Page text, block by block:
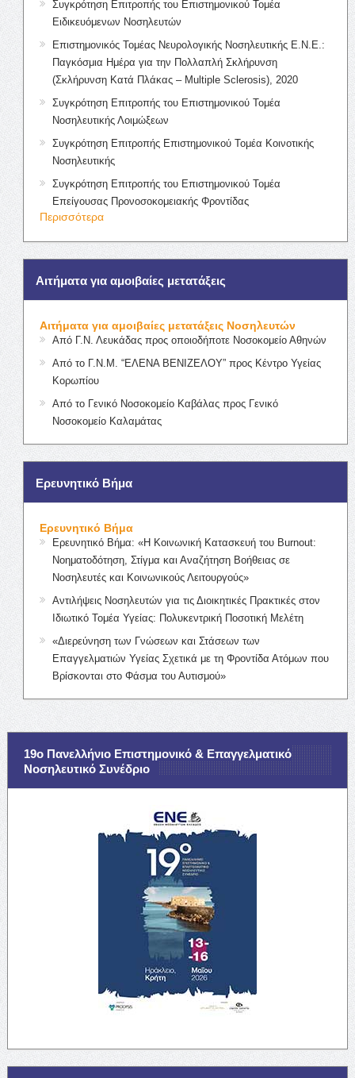
Συγκρότηση Επιτροπής του Επιστημονικού Τομέα
Ειδικευόμενων Νοσηλευτών
Επιστημονικός Τομέας Νευρολογικής Νοσηλευτικής Ε.Ν.Ε.:
Παγκόσμια Ημέρα για την Πολλαπλή Σκλήρυνση
(Σκλήρυνση Κατά Πλάκας – Multiple Sclerosis), 2020
Συγκρότηση Επιτροπής του Επιστημονικού Τομέα
Νοσηλευτικής Λοιμώξεων
Συγκρότηση Επιτροπής Επιστημονικού Τομέα Κοινοτικής
Νοσηλευτικής
Συγκρότηση Επιτροπής του Επιστημονικού Τομέα
Επείγουσας Προνοσοκομειακής Φροντίδας
Περισσότερα
Αιτήματα για αμοιβαίες μετατάξεις
Αιτήματα για αμοιβαίες μετατάξεις Νοσηλευτών
Από Γ.Ν. Λευκάδας προς οποιοδήποτε Νοσοκομείο Αθηνών
Από το Γ.Ν.Μ. “ΕΛΕΝΑ ΒΕΝΙΖΕΛΟΥ” προς Κέντρο Υγείας
Κορωπίου
Από το Γενικό Νοσοκομείο Καβάλας προς Γενικό
Νοσοκομείο Καλαμάτας
Ερευνητικό Βήμα
Ερευνητικό Βήμα
Ερευνητικό Βήμα: «Η Κοινωνική Κατασκευή του Burnout:
Νοηματοδότηση, Στίγμα και Αναζήτηση Βοήθειας σε
Νοσηλευτές και Κοινωνικούς Λειτουργούς»
Αντιλήψεις Νοσηλευτών για τις Διοικητικές Πρακτικές στον
Ιδιωτικό Τομέα Υγείας: Πολυκεντρική Ποσοτική Μελέτη
«Διερεύνηση των Γνώσεων και Στάσεων των
Επαγγελματιών Υγείας Σχετικά με τη Φροντίδα Ατόμων που
Βρίσκονται στο Φάσμα του Αυτισμού»
19ο Πανελλήνιο Επιστημονικό & Επαγγελματικό
Νοσηλευτικό Συνέδριο